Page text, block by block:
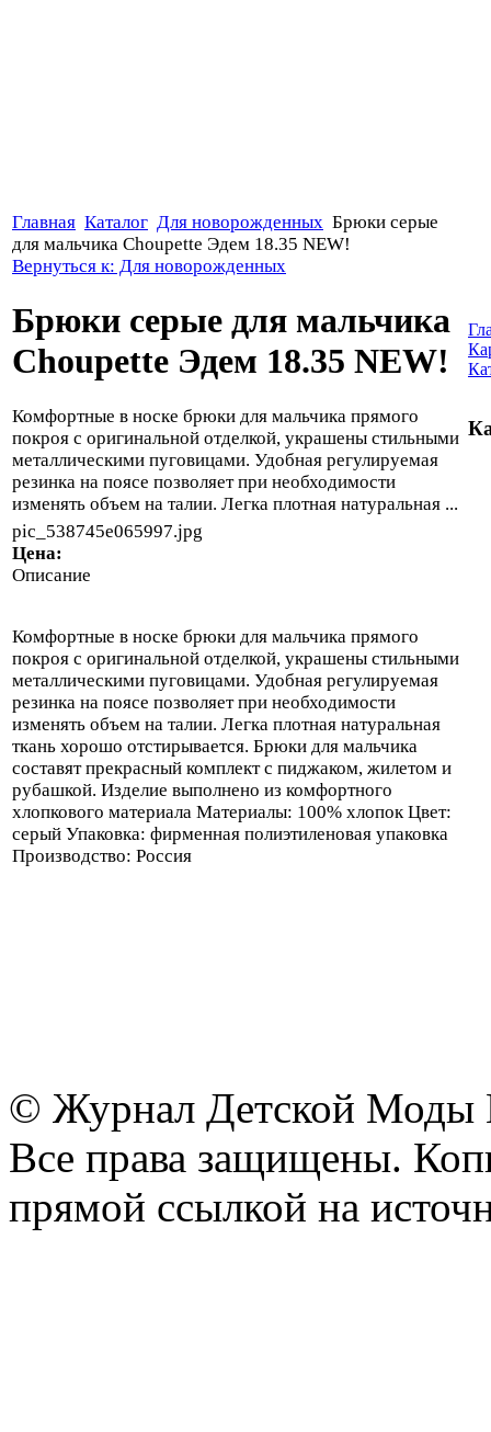
Главная Каталог Для новорожденных Брюки серые
для мальчика Choupette Эдем 18.35 NEW!
Вернуться к: Для новорожденных
Брюки серые для мальчика
Choupette Эдем 18.35 NEW!
Комфортные в носке брюки для мальчика прямого
покроя с оригинальной отделкой, украшены стильными
металлическими пуговицами. Удобная регулируемая
резинка на поясе позволяет при необходимости
изменять объем на талии. Легка плотная натуральная ...
pic_538745e065997.jpg
Цена:
Описание
Комфортные в носке брюки для мальчика прямого
покроя с оригинальной отделкой, украшены стильными
металлическими пуговицами. Удобная регулируемая
резинка на поясе позволяет при необходимости
изменять объем на талии. Легка плотная натуральная
ткань хорошо отстирывается. Брюки для мальчика
составят прекрасный комплект с пиджаком, жилетом и
рубашкой. Изделие выполнено из комфортного
хлопкового материала Материалы: 100% хлопок Цвет:
серый Упаковка: фирменная полиэтиленовая упаковка
Производство: Россия
© Журнал Детской Моды
Все права защищены.
прямой ссылкой на